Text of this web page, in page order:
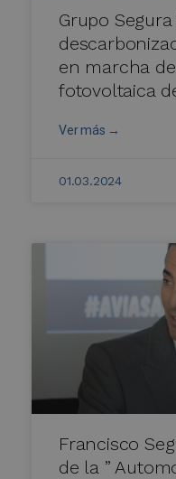
Grupo
en marcha
fotovoltaica
Ver más →
01.03.2024
Francisco
de la ”